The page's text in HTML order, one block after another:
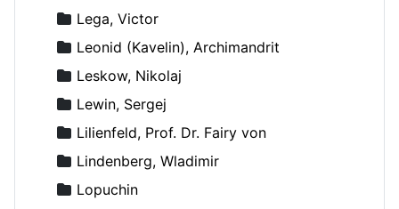
Lega, Victor
Leonid (Kavelin), Archimandrit
Leskow, Nikolaj
Lewin, Sergej
Lilienfeld, Prof. Dr. Fairy von
Lindenberg, Wladimir
Lopuchin